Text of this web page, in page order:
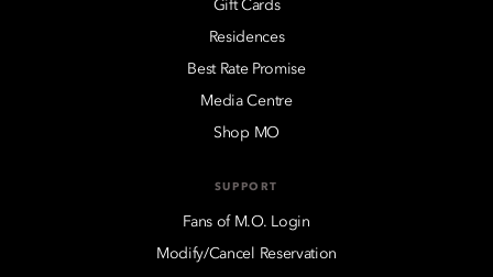
Gift Cards
Residences
Best Rate Promise
Media Centre
Shop MO
SUPPORT
Fans of M.O. Login
Modify/Cancel Reservation